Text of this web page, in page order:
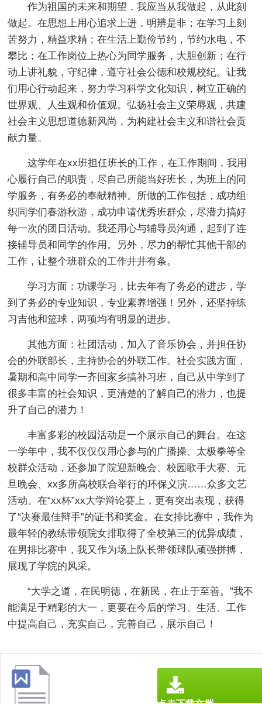
作为祖国的未来和期望，我应当从我做起，从此刻
做起。在思想上用心追求上进，明辨是非；在学习上刻
苦努力，精益求精；在生活上勤俭节约，节约水电，不
攀比；在工作岗位上热心为同学服务，大胆创新；在行
动上讲礼貌，守纪律，遵守社会公德和校规校纪。让我
们用心行动起来，努力学习科学文化知识，树立正确的
世界观、人生观和价值观。弘扬社会主义荣辱观，共建
社会主义思想道德新风尚，为构建社会主义和谐社会贡
献力量。
这学年在xx班担任班长的工作，在工作期间，我用
心履行自己的职责，尽自己所能当好班长，为班上的同
学服务，有务必的奉献精神。所做的工作包括，成功组
织同学们春游秋游，成功申请优秀班群众，尽潜力搞好
每一次的团日活动。我还用心与辅导员沟通，起到了连
接辅导员和同学的作用。另外，尽力的帮忙其他干部的
工作，让整个班群众的工作井井有条。
学习方面：功课学习，比去年有了务必的进步，学
到了务必的专业知识，专业素养增强！另外，还坚持练
习吉他和篮球，两项均有明显的进步。
其他方面：社团活动，加入了音乐协会，并担任协
会的外联部长，主持协会的外联工作。社会实践方面，
暑期和高中同学一齐回家乡搞补习班，自己从中学到了
很多丰富的社会知识，更清楚的了解自己的潜力，也提
升了自己的潜力！
丰富多彩的校园活动是一个展示自己的舞台。在这
一学年中，我不仅仅仅用心参与的广播操、太极拳等全
校群众活动，还参加了院迎新晚会、校园歌手大赛、元
旦晚会、xx多所高校联合举行的环保义演……众多文艺
活动。在“xx杯”xx大学辩论赛上，更有突出表现，获得
了“决赛最佳辩手”的证书和奖金。在女排比赛中，我作为
最年轻的教练带领院女排取得了全校第三的优异成绩，
在男排比赛中，我又作为场上队长带领球队顽强拼搏，
展现了学院的风采。
“大学之道，在民明德，在新民，在止于至善。”我不
能满足于精彩的大一，更要在今后的学习、生活、工作
中提高自己，充实自己，完善自己，展示自己！